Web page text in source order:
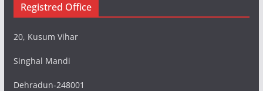
Registred Office
20, Kusum Vihar
Singhal Mandi
Dehradun-248001